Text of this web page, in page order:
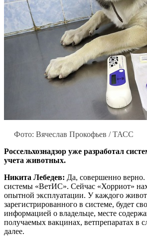
Фото: Вячеслав Прокофьев / ТАСС
Россельхознадзор уже разработал
учета животных.
Никита Лебедев: Да, совершенно
системы «ВетИС». Сейчас «Хорриот»
опытной эксплуатации. У каждого
зарегистрированного в системе, будет
информацией о владельце, месте
получаемых вакцинах, ветпрепаратах в
далее.